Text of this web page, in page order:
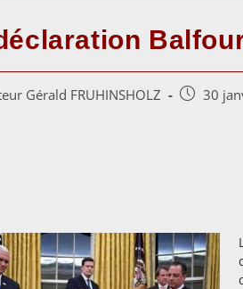
Gérald FRUHINSHOLZ
Post30